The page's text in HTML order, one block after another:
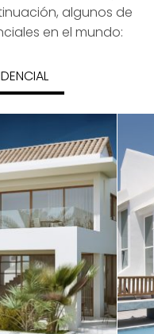
algunos de
en el mundo: